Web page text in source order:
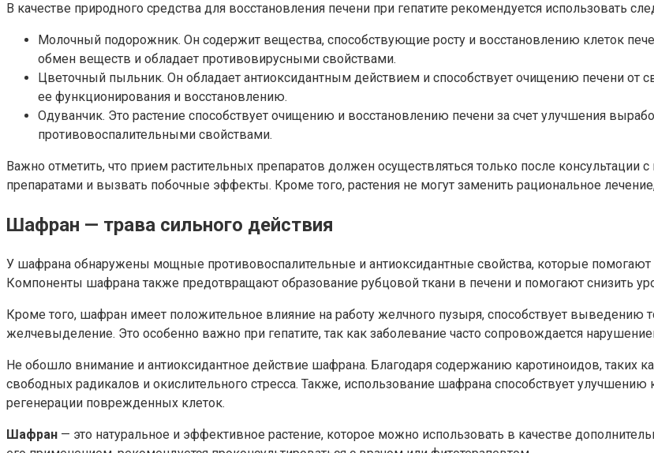
В качестве природного средства для восстановления печени при гепатите рекомендуется использовать
Молочный подорожник. Он содержит вещества, способствующие росту и восстановлению клеток
обмен веществ и обладает противовирусными свойствами.
Цветочный пыльник. Он обладает антиоксидантным действием и способствует очищению печени от
ее функционирования и восстановлению.
Одуванчик. Это растение способствует очищению и восстановлению печени за счет улучшения
противовоспалительными свойствами.
Важно отметить, что прием растительных препаратов должен осуществляться только после консультации
препаратами и вызвать побочные эффекты. Кроме того, растения не могут заменить рациональное
Шафран — трава сильного действия
У шафрана обнаружены мощные противовоспалительные и антиоксидантные свойства, которые помогают
Компоненты шафрана также предотвращают образование рубцовой ткани в печени и помогают снизить
Кроме того, шафран имеет положительное влияние на работу желчного пузыря, способствует выведению
желчевыделение. Это особенно важно при гепатите, так как заболевание часто сопровождается
Не обошло внимание и антиоксидантное действие шафрана. Благодаря содержанию каротиноидов, таких
свободных радикалов и окислительного стресса. Также, использование шафрана способствует улучшению
регенерации поврежденных клеток.
Шафран — это натуральное и эффективное растение, которое можно использовать в качестве